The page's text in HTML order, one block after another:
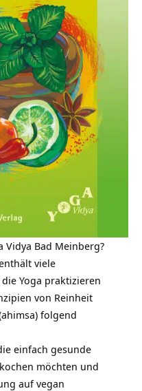
Vidya Bad Meinberg?
viele
Yoga praktizieren
von Reinheit
folgend
einfach gesunde
möchten und
auf vegan